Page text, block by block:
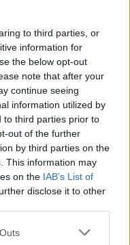
to third parties, or
information for
the below opt-out
note that after your
continue seeing
information utilized by
to third parties prior to
out of the further
by third parties on the
This information may
on the IAB’s List of
disclose it to other
se líbí
zaručit, že fotografie a